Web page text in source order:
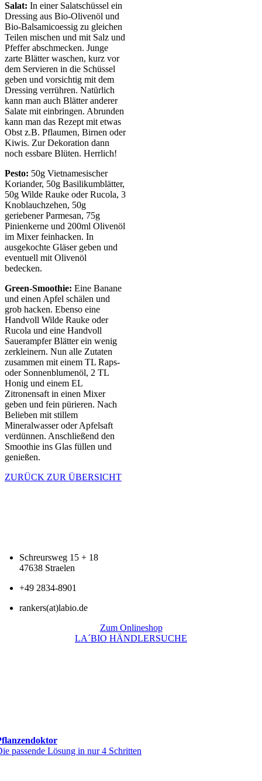
Salat: In einer Salatschüssel ein
Dressing aus Bio-Olivenöl und
Bio-Balsamicoessig zu gleichen
Teilen mischen und mit Salz und
Pfeffer abschmecken. Junge
zarte Blätter waschen, kurz vor
dem Servieren in die Schüssel
geben und vorsichtig mit dem
Dressing verrühren. Natürlich
kann man auch Blätter anderer
Salate mit einbringen. Abrunden
kann man das Rezept mit etwas
Obst z.B. Pflaumen, Birnen oder
Kiwis. Zur Dekoration dann
noch essbare Blüten. Herrlich!
Pesto: 50g Vietnamesischer
Koriander, 50g Basilikumblätter,
50g Wilde Rauke oder Rucola, 3
Knoblauchzehen, 50g
geriebener Parmesan, 75g
Pinienkerne und 200ml Olivenöl
im Mixer feinhacken. In
ausgekochte Gläser geben und
eventuell mit Olivenöl
bedecken.
Green-Smoothie: Eine Banane
und einen Apfel schälen und
grob hacken. Ebenso eine
Handvoll Wilde Rauke oder
Rucola und eine Handvoll
Sauerampfer Blätter ein wenig
zerkleinern. Nun alle Zutaten
zusammen mit einem TL Raps-
oder Sonnenblumenöl, 2 TL
Honig und einem EL
Zitronensaft in einen Mixer
geben und fein pürieren. Nach
Belieben mit stillem
Mineralwasser oder Apfelsaft
verdünnen. Anschließend den
Smoothie ins Glas füllen und
genießen.
ZURÜCK ZUR ÜBERSICHT
Schreursweg 15 + 18
47638 Straelen
+49 2834-8901
rankers(at)labio.de
Zum Onlineshop
LA´BIO HÄNDLERSUCHE
passende Lösung in nur 4 Schritten